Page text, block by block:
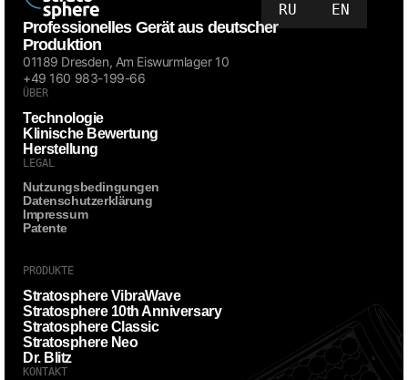
Professionelles Gerät aus deutscher
Produktion
01189 Dresden, Am Eiswurmlager 10
+49 160 983-199-66
RU EN
ÜBER
Technologie
Klinische Bewertung
Herstellung
LEGAL
Nutzungsbedingungen
Datenschutzerklärung
Impressum
Patente
PRODUKTE
Stratosphere VibraWave
Stratosphere 10th Anniversary
Stratosphere Classic
Stratosphere Neo
Dr. Blitz
KONTAKT